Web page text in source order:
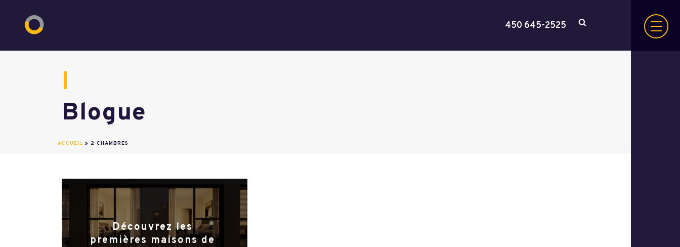
Blogue
ACCUEIL » 2 CHAMBRES
Découvrez les
premières maisons de
450 645-2525